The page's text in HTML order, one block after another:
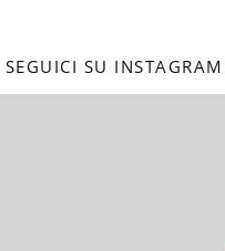
SEGUICI SU INSTAGRAM